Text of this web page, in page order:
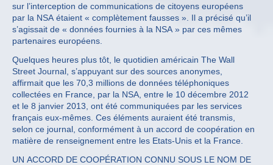
sur l’interception de communications de citoyens européens
par la NSA étaient « complètement fausses ». Il a précisé qu’il
s’agissait de « données fournies à la NSA » par ces mêmes
partenaires européens.
Quelques heures plus tôt, le quotidien américain The Wall
Street Journal, s’appuyant sur des sources anonymes,
affirmait que les 70,3 millions de données téléphoniques
collectées en France, par la NSA, entre le 10 décembre 2012
et le 8 janvier 2013, ont été communiquées par les services
français eux-mêmes. Ces éléments auraient été transmis,
selon ce journal, conformément à un accord de coopération en
matière de renseignement entre les Etats-Unis et la France.
UN ACCORD DE COOPÉRATION CONNU SOUS LE NOM DE